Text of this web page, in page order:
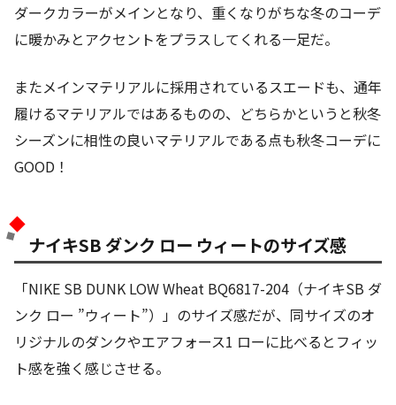
ダークカラーがメインとなり、重くなりがちな冬のコーデ
に暖かみとアクセントをプラスしてくれる一足だ。
またメインマテリアルに採用されているスエードも、通年
履けるマテリアルではあるものの、どちらかというと秋冬
シーズンに相性の良いマテリアルである点も秋冬コーデに
GOOD！
ナイキSB ダンク ロー ウィートのサイズ感
「NIKE SB DUNK LOW Wheat BQ6817-204（ナイキSB ダ
ンク ロー ”ウィート”）」のサイズ感だが、同サイズのオ
リジナルのダンクやエアフォース1 ローに比べるとフィッ
ト感を強く感じさせる。